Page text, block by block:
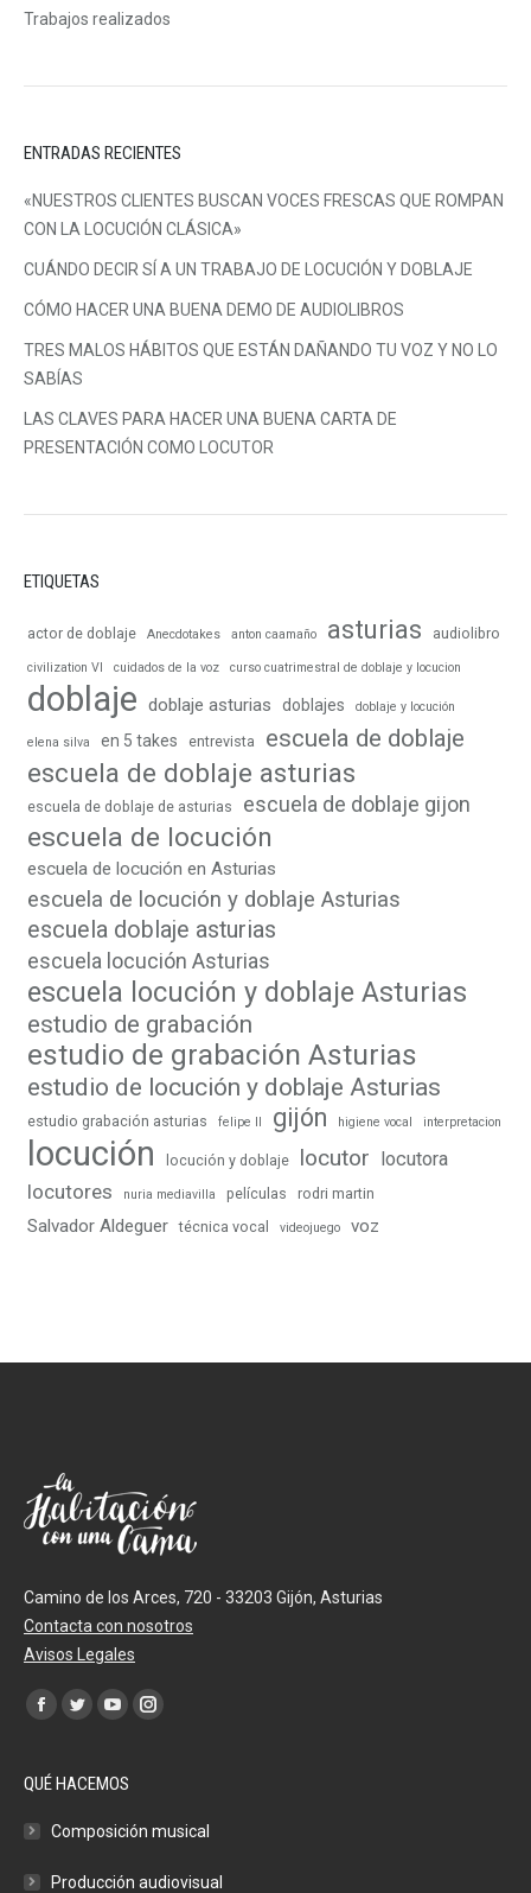
Trabajos realizados
ENTRADAS RECIENTES
«NUESTROS CLIENTES BUSCAN VOCES FRESCAS QUE ROMPAN
CON LA LOCUCIÓN CLÁSICA»
CUÁNDO DECIR SÍ A UN TRABAJO DE LOCUCIÓN Y DOBLAJE
CÓMO HACER UNA BUENA DEMO DE AUDIOLIBROS
TRES MALOS HÁBITOS QUE ESTÁN DAÑANDO TU VOZ Y NO LO
SABÍAS
LAS CLAVES PARA HACER UNA BUENA CARTA DE
PRESENTACIÓN COMO LOCUTOR
ETIQUETAS
actor de doblaje Anecdotakes anton caamaño asturias audiolibro
civilization VI cuidados de la voz curso cuatrimestral de doblaje y locucion
doblaje doblaje asturias doblajes doblaje y locución
elena silva en 5 takes entrevista escuela de doblaje
escuela de doblaje asturias
escuela de doblaje de asturias escuela de doblaje gijon
escuela de locución
escuela de locución en Asturias
escuela de locución y doblaje Asturias
escuela doblaje asturias
escuela locución Asturias
escuela locución y doblaje Asturias
estudio de grabación
estudio de grabación Asturias
estudio de locución y doblaje Asturias
estudio grabación asturias felipe II gijón higiene vocal interpretacion
locución locución y doblaje locutor locutora
locutores nuria mediavilla películas rodri martin
Salvador Aldeguer técnica vocal videojuego voz
Camino de los Arces, 720 - 33203 Gijón, Asturias
Contacta con nosotros
Avisos Legales
Encuéntranos en:
Facebook
TwitterYouTubeInstagram
QUÉ HACEMOS
Composición musical
Producción audiovisual